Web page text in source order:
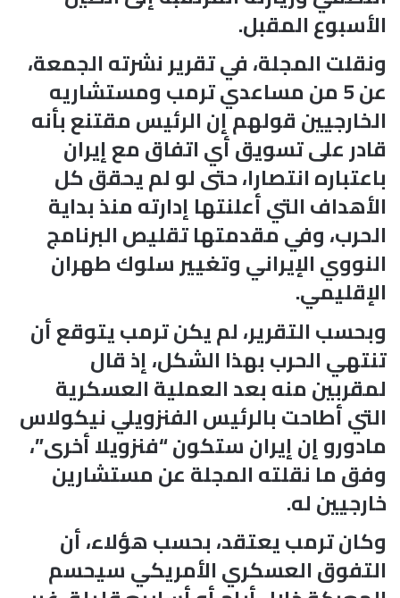
الأسبوع المقبل.
ونقلت المجلة، في تقرير نشرته الجمعة،
عن 5 من مساعدي ترمب ومستشاريه
الخارجيين قولهم إن الرئيس مقتنع بأنه
قادر على تسويق أي اتفاق مع إيران
باعتباره انتصارا، حتى لو لم يحقق كل
الأهداف التي أعلنتها إدارته منذ بداية
الحرب، وفي مقدمتها تقليص البرنامج
النووي الإيراني وتغيير سلوك طهران
الإقليمي.
وبحسب التقرير، لم يكن ترمب يتوقع أن
تنتهي الحرب بهذا الشكل، إذ قال
لمقربين منه بعد العملية العسكرية
التي أطاحت بالرئيس الفنزويلي نيكولاس
مادورو إن إيران ستكون “فنزويلا أخرى”،
وفق ما نقلته المجلة عن مستشارين
خارجيين له.
وكان ترمب يعتقد، بحسب هؤلاء، أن
التفوق العسكري الأمريكي سيحسم